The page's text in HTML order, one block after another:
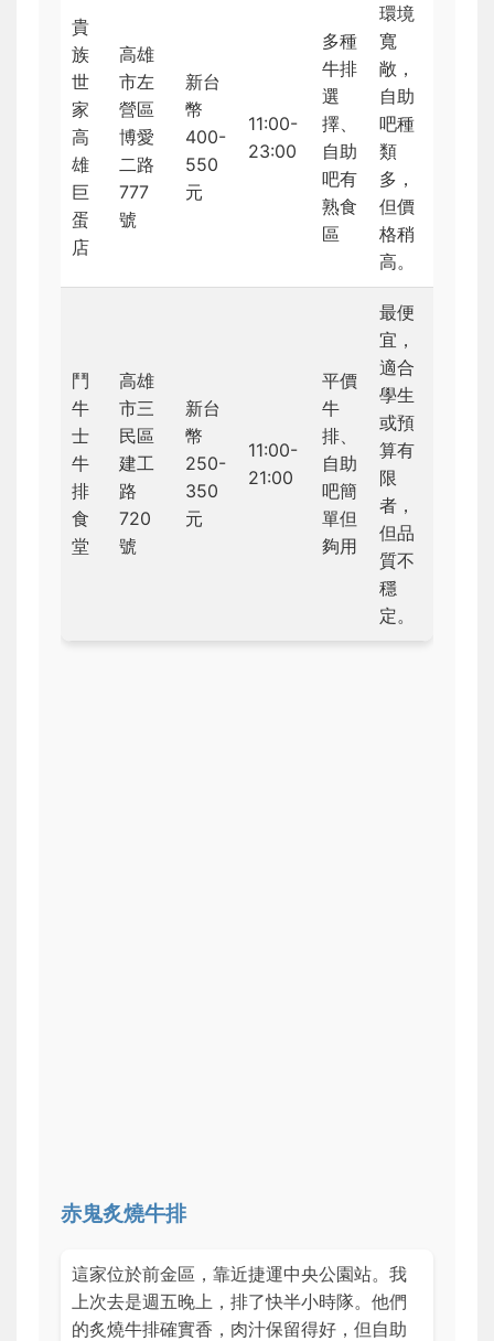
貴
族
世
家
高
雄
巨
蛋
店
高雄
市左
營區
博愛
二路
777
號
新台
幣
400-
550
元
11:00-
23:00
多種
牛排
選
擇、
自助
吧有
熟食
區
環境
寬
敞，
自助
吧種
類
多，
但價
格稍
高。
鬥
牛
士
牛
排
食
堂
高雄
市三
民區
建工
路
720
號
新台
幣
250-
350
元
11:00-
21:00
平價
牛
排、
自助
吧簡
單但
夠用
最便
宜，
適合
學生
或預
算有
限
者，
但品
質不
穩
定。
赤鬼炙燒牛排
這家位於前金區，靠近捷運中央公園站。我
上次去是週五晚上，排了快半小時隊。他們
的炙燒牛排確實香，肉汁保留得好，但自助